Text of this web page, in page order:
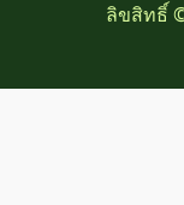
ลิขสิทธิ์ ©